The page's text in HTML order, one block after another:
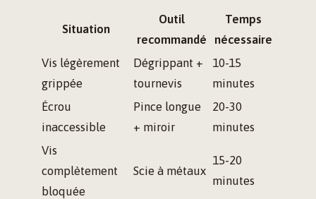
Situation
Outil
recommandé
Temps
nécessaire
Vis légèrement
grippée
Dégrippant +
tournevis
10-15
minutes
Écrou
inaccessible
Pince longue
+ miroir
20-30
minutes
Vis
complètement
bloquée
Scie à métaux
15-20
minutes